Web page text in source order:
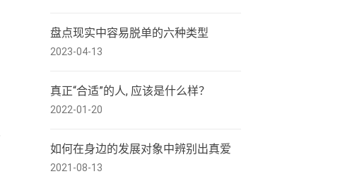
盘点现实中容易脱单的六种类型
2023-04-13
真正“合适”的人, 应该是什么样？
2022-01-20
如何在身边的发展对象中辨别出真爱
2021-08-13